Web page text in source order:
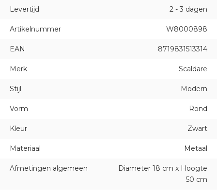
Levertijd 2 - 3 dagen
Artikelnummer W8000898
EAN 8719831513314
Merk Scaldare
Stijl Modern
Vorm Rond
Kleur Zwart
Materiaal Metaal
Afmetingen algemeen
Diameter 18 cm x Hoogte
50 cm